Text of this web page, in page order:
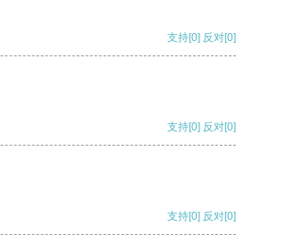
支持[0] 反对[0]
支持[0] 反对[0]
支持[0] 反对[0]